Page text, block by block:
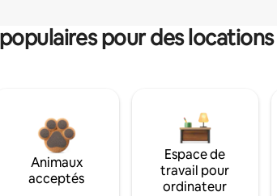
pour des
Animaux
acceptés
Espace de
travail pour
ordinateur